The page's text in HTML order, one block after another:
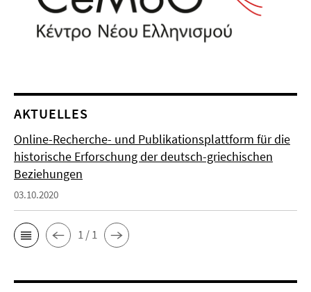
AKTUELLES
Online-Recherche- und Publikationsplattform für die
historische Erforschung der deutsch-griechischen
Beziehungen
03.10.2020
1 / 1